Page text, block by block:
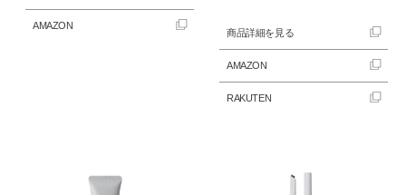
AMAZON
商品詳細を見る
AMAZON
RAKUTEN